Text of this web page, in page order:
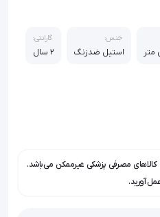
جنس:
استیل ضدزنگ
گارانتی:
2 سال
کالاهای مصرفی پزشکی غیرممکن می‌باشد.
آورید.